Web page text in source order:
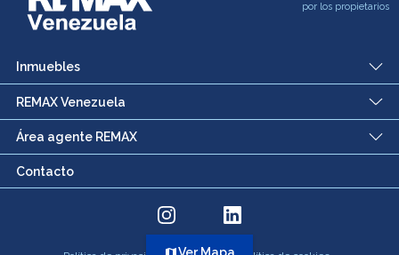
por los propietarios
Inmuebles
REMAX Venezuela
Área agente REMAX
Contacto